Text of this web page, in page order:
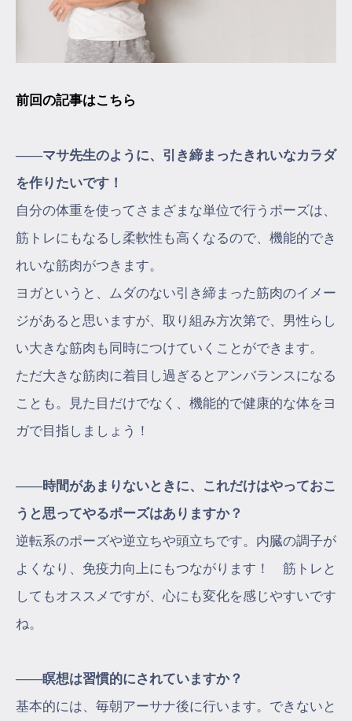
前回の記事はこちら
――マサ先生のように、引き締まったきれいなカラダ
を作りたいです！
自分の体重を使ってさまざまな単位で行うポーズは、
筋トレにもなるし柔軟性も高くなるので、機能的でき
れいな筋肉がつきます。
ヨガというと、ムダのない引き締まった筋肉のイメー
ジがあると思いますが、取り組み方次第で、男性らし
い大きな筋肉も同時につけていくことができます。
ただ大きな筋肉に着目し過ぎるとアンバランスになる
ことも。見た目だけでなく、機能的で健康的な体をヨ
ガで目指しましょう！
――時間があまりないときに、これだけはやっておこ
うと思ってやるポーズはありますか？
逆転系のポーズや逆立ちや頭立ちです。内臓の調子が
よくなり、免疫力向上にもつながります！ 筋トレと
してもオススメですが、心にも変化を感じやすいです
ね。
――瞑想は習慣的にされていますか？
基本的には、毎朝アーサナ後に行います。できないと